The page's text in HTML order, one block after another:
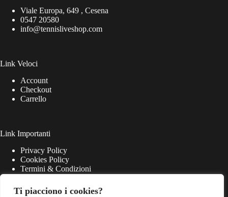
Ti piacciono i cookies?
Viale Europa, 649 , Cesena
0547 20580
info@tennisliveshop.com
Link Veloci
Account
Checkout
Carrello
Link Importanti
Privacy Policy
Cookies Policy
Termini & Condizioni